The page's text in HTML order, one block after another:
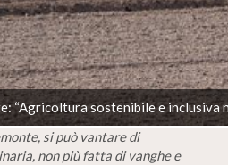
“Agricoltura sostenibile e inclusiva
si può vantare di
non più fatta di vanghe e